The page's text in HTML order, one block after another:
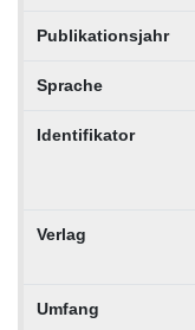
Publikationsjahr
Sprache
Identifikator
Verlag
Umfang